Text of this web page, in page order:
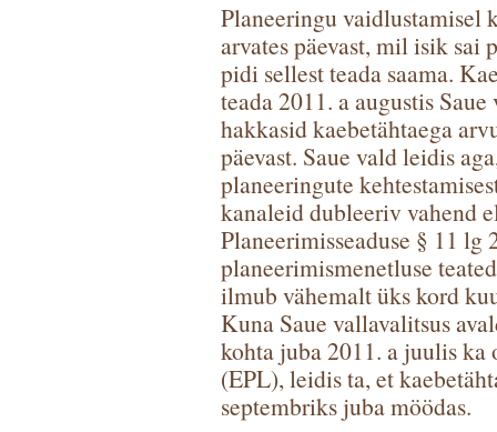
Planeeringu vaidlustamisel
arvates päevast, mil isik sai
pidi sellest teada saama.
teada 2011. a augustis
hakkasid kaebetähtaega
päevast. Saue vald leidis
planeeringute
kanaleid dubleeriv vahend
Planeerimisseaduse § 11 lg
planeerimismenetluse
ilmub vähemalt üks kord
Kuna Saue vallavalitsus
kohta juba 2011. a juulis ka
(EPL), leidis ta, et
septembriks juba möödas.